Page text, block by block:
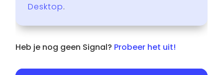
Desktop.
Heb je nog geen Signal? Probeer het uit!